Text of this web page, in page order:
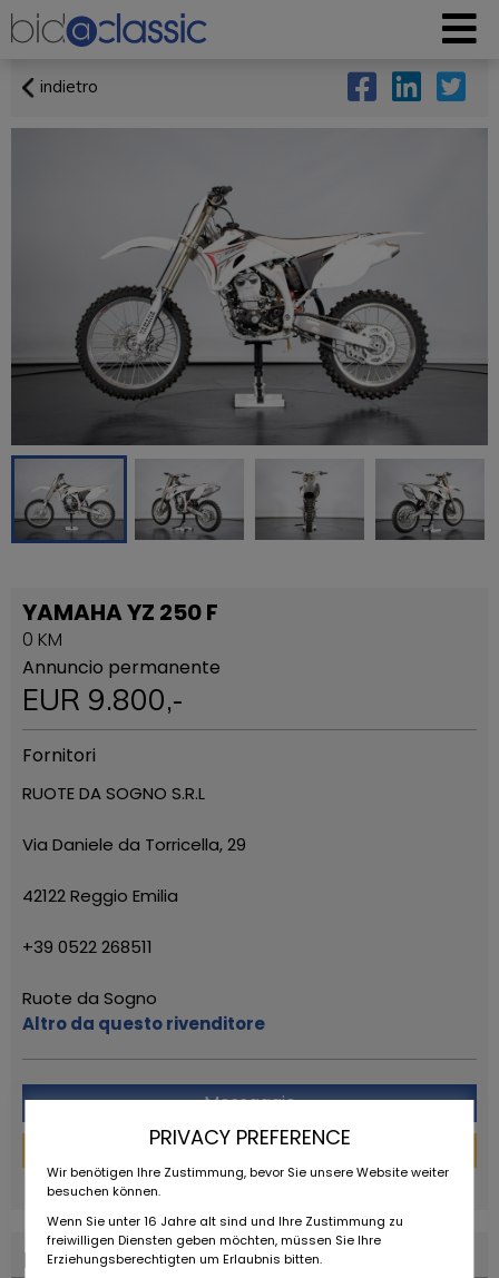
indietro
YAMAHA YZ 250 F
0 KM
Annuncio permanente
EUR 9.800,-
Fornitori
RUOTE DA SOGNO S.R.L
Via Daniele da Torricella, 29
42122 Reggio Emilia
+39 0522 268511
Ruote da Sogno
Altro da questo rivenditore
Messaggio
Finanziamento
powered bytarifcheck
Descrizione del veicolo
PRIVACY PREFERENCE
Wir benötigen Ihre Zustimmung, bevor Sie unsere Website weiter
besuchen können.
Wenn Sie unter 16 Jahre alt sind und Ihre Zustimmung zu
freiwilligen Diensten geben möchten, müssen Sie Ihre
Erziehungsberechtigten um Erlaubnis bitten.